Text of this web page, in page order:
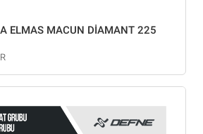
ELMAS MACUN DİAMANT 225